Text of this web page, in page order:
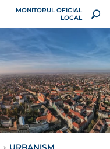
MONITORUL OFICIAL
LOCAL